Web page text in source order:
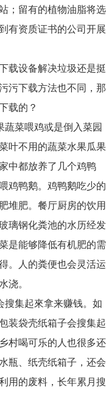
；留有的植物油脂将选
有资质证书的公司开展
载设备解决垃圾还是挺
污下载方法也不同，那
载的？
菜喂鸡或是倒入菜园
叶不用的蔬菜水果瓜果
中都放养了几个鸡鸭
鸡鸭鹅。鸡鸭鹅吃少的
堆肥。餐厅厨房的饮用
璃钢化粪池的水历经发
是能够降低有机肥的需
。人的粪便也会灵活运
浇。
搜集起來拿来赚钱。如
装袋壳纸箱子会搜集起
村喝可乐的人也很多还
瓶、纸壳纸箱子，还会
用的废料，长年累月搜